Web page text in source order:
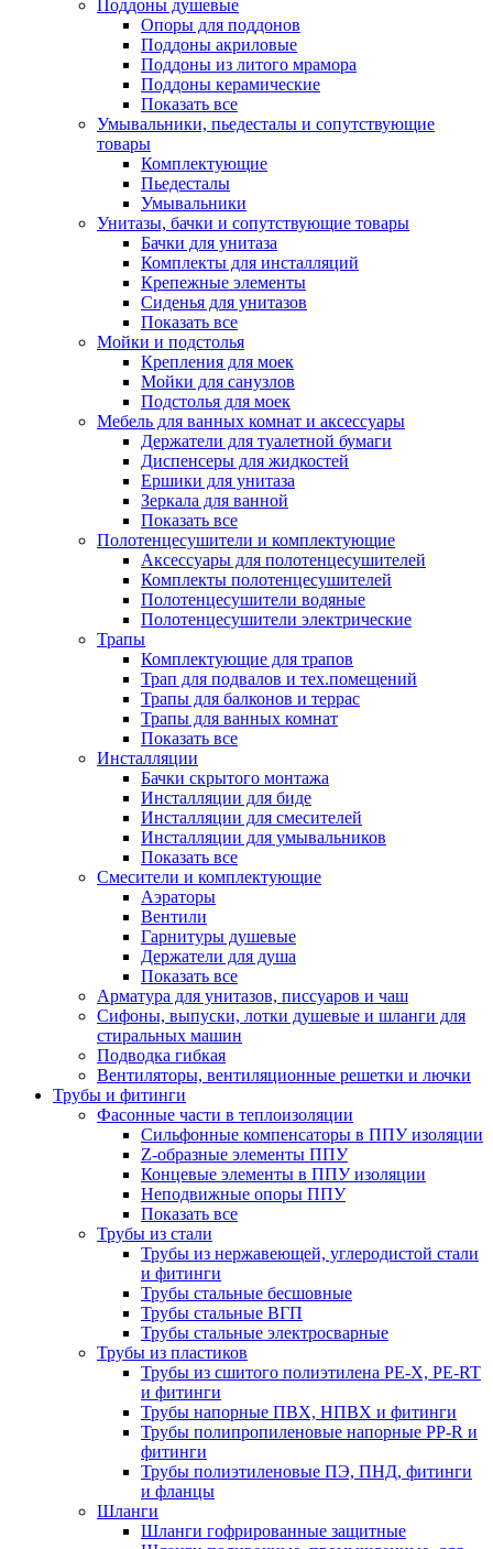
Поддоны душевые
Опоры для поддонов
Поддоны акриловые
Поддоны из литого мрамора
Поддоны керамические
Показать все
Умывальники, пьедесталы и сопутствующие
товары
Комплектующие
Пьедесталы
Умывальники
Унитазы, бачки и сопутствующие товары
Бачки для унитаза
Комплекты для инсталляций
Крепежные элементы
Сиденья для унитазов
Показать все
Мойки и подстолья
Крепления для моек
Мойки для санузлов
Подстолья для моек
Мебель для ванных комнат и аксессуары
Держатели для туалетной бумаги
Диспенсеры для жидкостей
Ершики для унитаза
Зеркала для ванной
Показать все
Полотенцесушители и комплектующие
Аксессуары для полотенцесушителей
Комплекты полотенцесушителей
Полотенцесушители водяные
Полотенцесушители электрические
Трапы
Комплектующие для трапов
Трап для подвалов и тех.помещений
Трапы для балконов и террас
Трапы для ванных комнат
Показать все
Инсталляции
Бачки скрытого монтажа
Инсталляции для биде
Инсталляции для смесителей
Инсталляции для умывальников
Показать все
Смесители и комплектующие
Аэраторы
Вентили
Гарнитуры душевые
Держатели для душа
Показать все
Арматура для унитазов, писсуаров и чаш
Сифоны, выпуски, лотки душевые и шланги для
стиральных машин
Подводка гибкая
Вентиляторы, вентиляционные решетки и лючки
Трубы и фитинги
Фасонные части в теплоизоляции
Cильфонные компенсаторы в ППУ изоляции
Z-образные элементы ППУ
Концевые элементы в ППУ изоляции
Неподвижные опоры ППУ
Показать все
Трубы из стали
Трубы из нержавеющей, углеродистой стали
и фитинги
Трубы стальные бесшовные
Трубы стальные ВГП
Трубы стальные электросварные
Трубы из пластиков
Трубы из сшитого полиэтилена PE-X, PE-RT
и фитинги
Трубы напорные ПВХ, НПВХ и фитинги
Трубы полипропиленовые напорные PP-R и
фитинги
Трубы полиэтиленовые ПЭ, ПНД, фитинги
и фланцы
Шланги
Шланги гофрированные защитные